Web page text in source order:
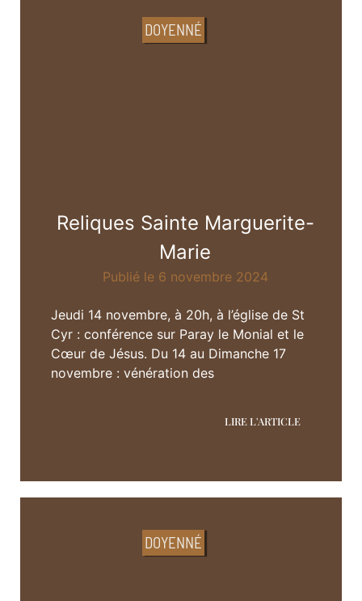
DOYENNÉ
Reliques Sainte Marguerite-
Marie
Publié le 6 novembre 2024
Jeudi 14 novembre, à 20h, à l’église de St
Cyr : conférence sur Paray le Monial et le
Cœur de Jésus. Du 14 au Dimanche 17
novembre : vénération des
LIRE L'ARTICLE
DOYENNÉ